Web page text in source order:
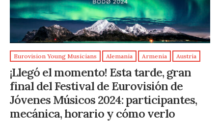
Eurovision Young Musicians Alemania Armenia Austria
¡Llegó el momento! Esta tarde, gran
final del Festival de Eurovisión de
Jóvenes Músicos 2024: participantes,
mecánica, horario y cómo verlo